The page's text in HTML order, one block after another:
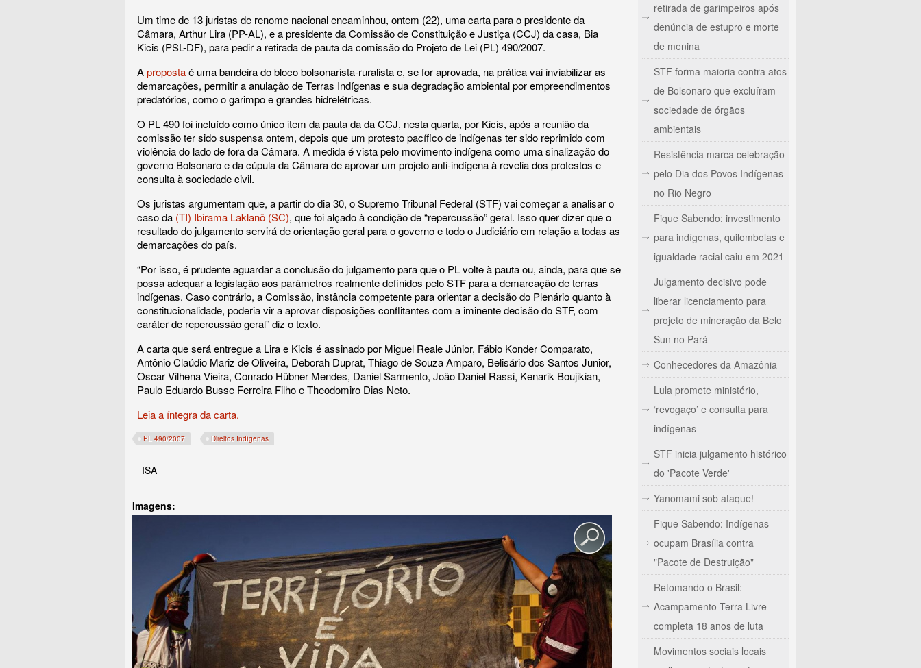
Um time de 13 juristas de renome nacional encaminhou, ontem (22), uma carta para o presidente da
Câmara, Arthur Lira (PP-AL), e a presidente da Comissão de Constituição e Justiça (CCJ) da casa, Bia
Kicis (PSL-DF), para pedir a retirada de pauta da comissão do Projeto de Lei (PL) 490/2007.
Apropostaé uma bandeira do bloco bolsonarista-ruralista e, se for aprovada, na prática vai inviabilizar as
demarcações, permitir a anulação de Terras Indígenas e sua degradação ambiental por empreendimentos
predatórios, como o garimpo e grandes hidrelétricas.
O PL 490 foi incluído como único item da pauta da da CCJ, nesta quarta, por Kicis, após a reunião da
comissão ter sido suspensa ontem, depois que um protesto pacífico de indígenas ter sido reprimido com
violência do lado de fora da Câmara. A medida é vista pelo movimento indígena como uma sinalização do
governo Bolsonaro e da cúpula da Câmara de aprovar um projeto anti-indígena à revelia dos protestos e
consulta à sociedade civil.
Os juristas argumentam que, a partir do dia 30, o Supremo Tribunal Federal (STF) vai começar a analisar o
caso da (TI) Ibirama Laklanõ (SC), que foi alçado à condição de “repercussão” geral. Isso quer dizer que o
resultado do julgamento servirá de orientação geral para o governo e todo o Judiciário em relação a todas as
demarcações do país.
“Por isso, é prudente aguardar a conclusão do julgamento para que o PL volte à pauta ou, ainda, para que se
possa adequar a legislação aos parâmetros realmente definidos pelo STF para a demarcação de terras
indígenas. Caso contrário, a Comissão, instância competente para orientar a decisão do Plenário quanto à
constitucionalidade, poderia vir a aprovar disposições conflitantes com a iminente decisão do STF, com
caráter de repercussão geral” diz o texto.
A carta que será entregue a Lira e Kicis é assinado por Miguel Reale Júnior, Fábio Konder Comparato,
Antônio Claúdio Mariz de Oliveira, Deborah Duprat, Thiago de Souza Amparo, Belisário dos Santos Junior,
Oscar Vilhena Vieira, Conrado Hübner Mendes, Daniel Sarmento, João Daniel Rassi, Kenarik Boujikian,
Paulo Eduardo Busse Ferreira Filho e Theodomiro Dias Neto.
Leia a íntegra da carta.
PL 490/2007 Direitos Indígenas
ISA
Imagens:
retirada de garimpeiros após
denúncia de estupro e morte
de menina
STF forma maioria contra atos
de Bolsonaro que excluíram
sociedade de órgãos
ambientais
Resistência marca celebração
pelo Dia dos Povos Indígenas
no Rio Negro
Fique Sabendo: investimento
para indígenas, quilombolas e
igualdade racial caiu em 2021
Julgamento decisivo pode
liberar licenciamento para
projeto de mineração da Belo
Sun no Pará
Conhecedores da Amazônia
Lula promete ministério,
‘revogaço’ e consulta para
indígenas
STF inicia julgamento histórico
do 'Pacote Verde'
Yanomami sob ataque!
Fique Sabendo: Indígenas
ocupam Brasília contra
"Pacote de Destruição"
Retomando o Brasil:
Acampamento Terra Livre
completa 18 anos de luta
Movimentos sociais locais